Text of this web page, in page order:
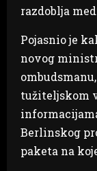
razdoblja
Pojasnio je
novog
tužiteljskom
Berlinskog
paketa na